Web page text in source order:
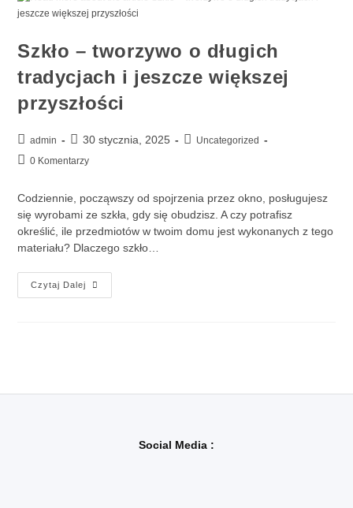
Szkło – tworzywo o długich
tradycjach i jeszcze większej
przyszłości
admin 30 stycznia, 2025
Uncategorized
0 Komentarzy
Codziennie, począwszy od spojrzenia przez okno, posługujesz
się wyrobami ze szkła, gdy się obudzisz. A czy potrafisz
określić, ile przedmiotów w twoim domu jest wykonanych z tego
materiału? Dlaczego szkło…
Czytaj Dalej
Social Media :